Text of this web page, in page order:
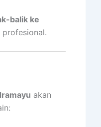
balik ke
profesional.
akan